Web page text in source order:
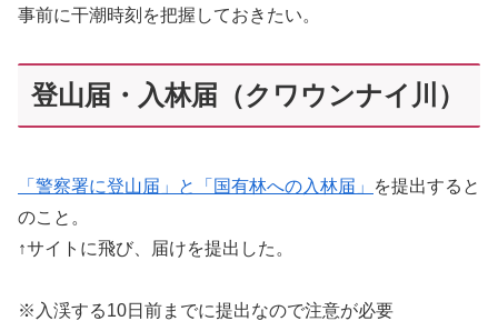
事前に干潮時刻を把握しておきたい。
登山届・入林届（クワウンナイ川）
「警察署に登山届」と「国有林への入林届」
を提出すると
のこと。
↑サイトに飛び、届けを提出した。
※入渓する10日前までに提出なので注意が必要